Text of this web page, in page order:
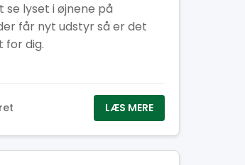
se lyset i øjnene på
får nyt udstyr så er det
for dig.
LÆS MERE